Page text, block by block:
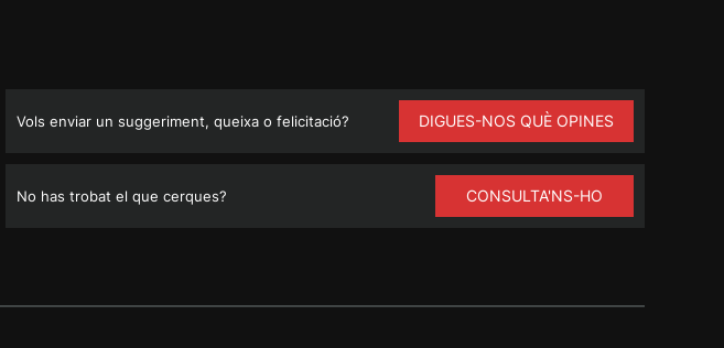
Vols enviar un suggeriment, queixa o felicitació? DIGUES-NOS QUÈ OPINES
No has trobat el que cerques? CONSULTA'NS-HO